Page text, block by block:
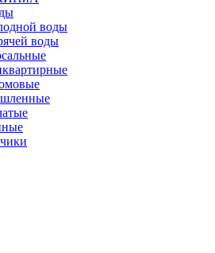
воды
воды